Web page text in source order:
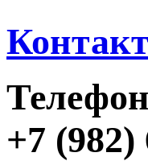
+7 (982)